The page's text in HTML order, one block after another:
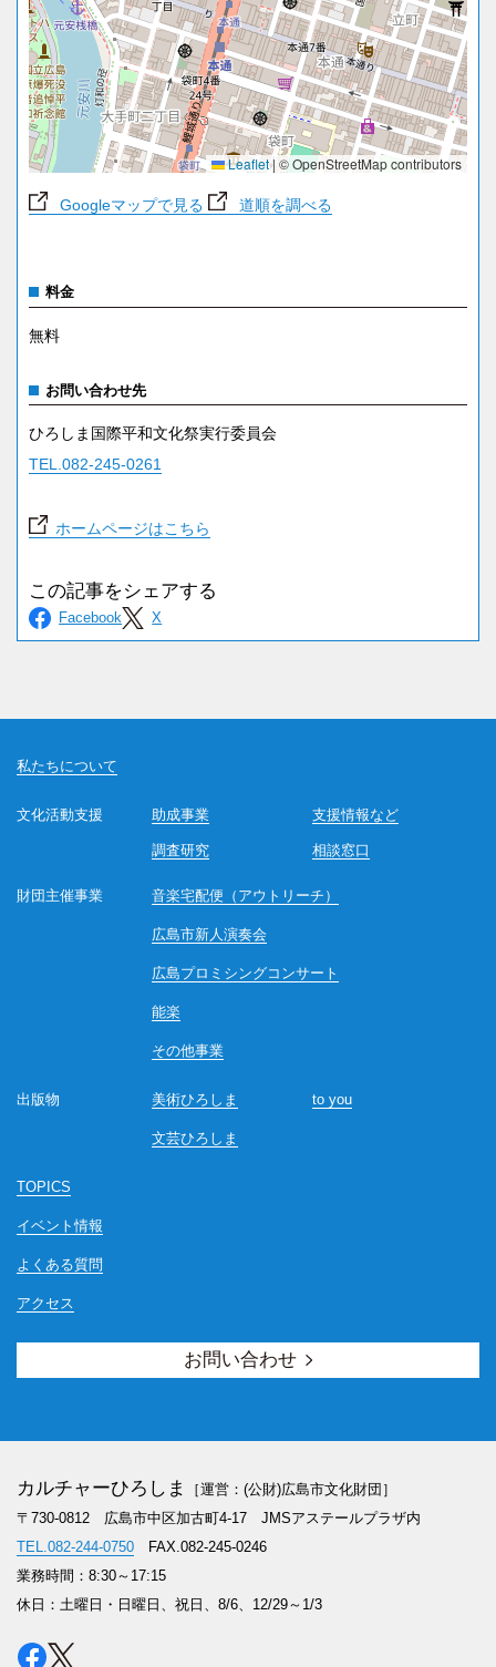
Leaflet| © OpenStreetMap contributors
Googleマップで見る 道順を調べる
料金
無料
お問い合わせ先
ひろしま国際平和文化祭実行委員会
TEL.082-245-0261
ホームページはこちら
私たちについて
文化活動支援 助成事業
調査研究 相談窓口
支援情報など
財団主催事業 音楽宅配便（アウトリーチ）
広島市新人演奏会
広島プロミシングコンサート
能楽
その他事業
出版物 美術ひろしま
文芸ひろしま
to you
TOPICS
イベント情報
よくある質問
アクセス
お問い合わせ
カルチャーひろしま
［運営：(公財)広島市文化財団］
〒730-0812 広島市中区加古町4-17 JMSアステールプラザ内
TEL.082-244-0750FAX.082-245-0246
業務時間：8:30～17:15
休日：土曜日・日曜日、祝日、8/6、12/29～1/3